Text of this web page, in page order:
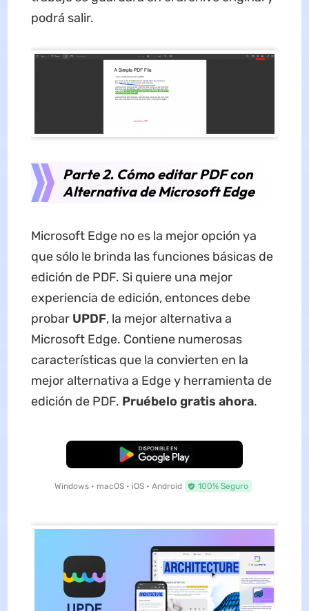
podrá salir.
Parte 2. Cómo editar PDF con
Alternativa de Microsoft Edge
Microsoft Edge no es la mejor opción ya
que sólo le brinda las funciones básicas de
edición de PDF. Si quiere una mejor
experiencia de edición, entonces debe
probar UPDF, la mejor alternativa a
Microsoft Edge. Contiene numerosas
características que la convierten en la
mejor alternativa a Edge y herramienta de
edición de PDF. Pruébelo gratis ahora.
Descarga Gratuita
Windows • macOS • iOS • Android 100% Seguro